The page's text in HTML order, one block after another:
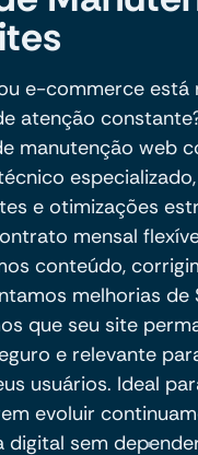
e-commerce está
atenção
manutenção web
e otimizações
mensal
conteúdo,
melhorias de
que seu site
e relevante
usuários. Ideal
evoluir
digital sem